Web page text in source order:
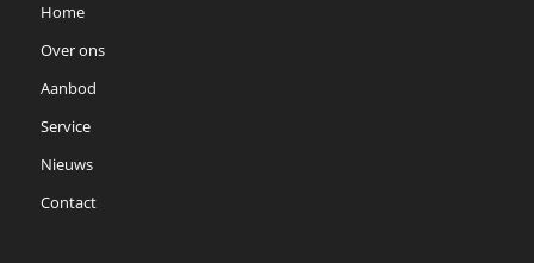
Home
Over ons
Aanbod
Service
Nieuws
Contact